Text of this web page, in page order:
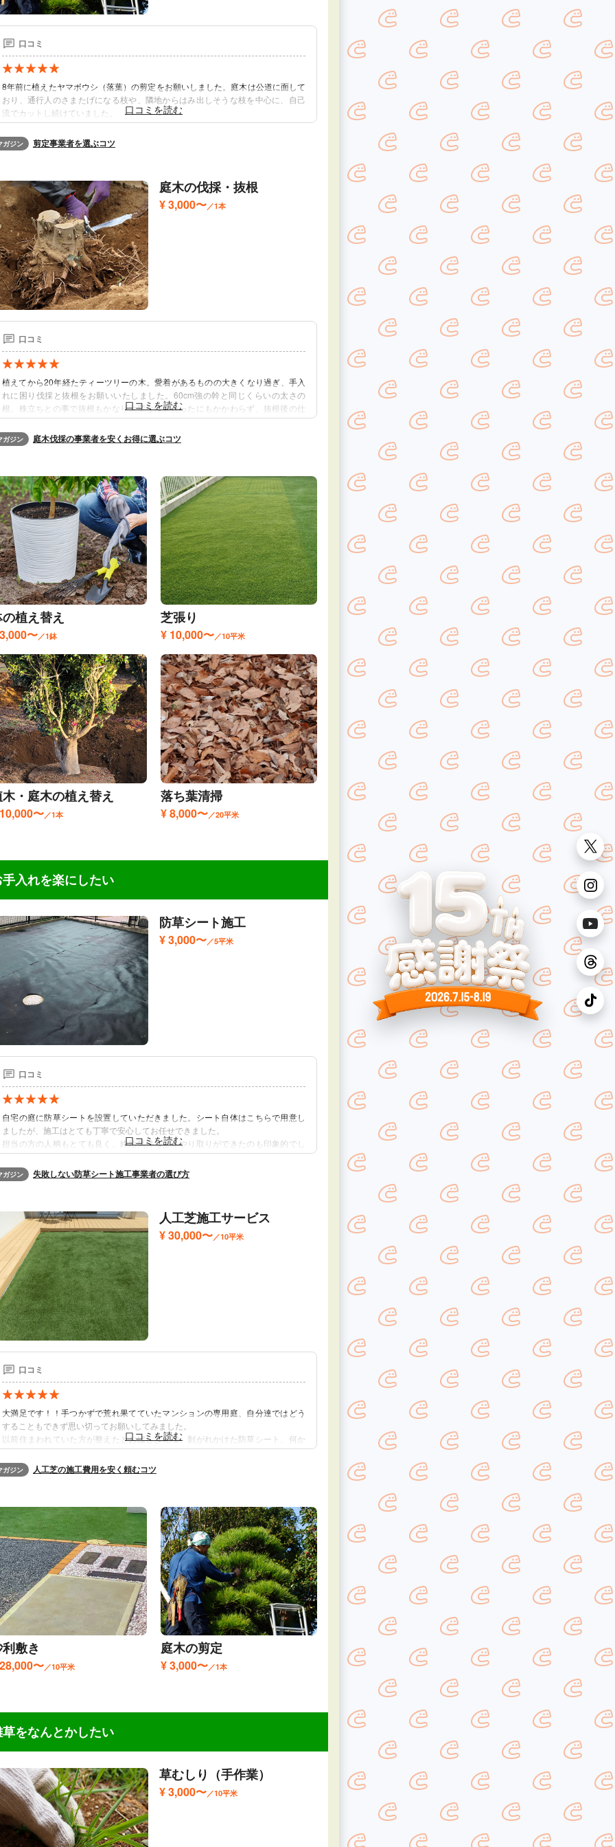
口コミ
8年前に植えたヤマボウシ（落葉）の剪定をお願いしました。庭木は公道に面して
おり、通行人のさまたげになる枝や、隣地からはみ出しそうな枝を中心に、自己
流でカットし続けていました。
しかし上には伸び続ける一方で、電線に届きそうになっていたのでプロにお願い
しようと飛翔苑さんへ。腕はもちろん、対応もとてもソフトな方でお話しやすく
安心してお願いすることができました。
かない状態だったのでこれから徐々に増えていってくれるといいと思います。
利用時期：2026年4月
出典：口コミ｜くらしのマーケット
ガジン 剪定事業者を選ぶコツ
庭木の伐採・抜根
¥ 3,000〜／1本
口コミ
植えてから20年経たティーツリーの木。愛着があるものの大きくなり過ぎ、手入
れに困り伐採と抜根をお願いいたしました。60cm強の幹と同じくらいの太さの
根。株立ちとの事で抜根もかなり大変な作業だったにもかかわらず、抜根後の仕
上がりは枕木はそのまま、整地も大変 丁寧で、花壇のレンガ等も作業前よりも綺
麗な状態になっており、とても感激いたしました。
枝ぶりが大きくなり不安だった気持ちもスッキリです。おふたりのお人柄も大変
利用時期：2026年3月
出典：口コミ｜くらしのマーケット
ガジン 庭木伐採の事業者を安くお得に選ぶコツ
植え替え
〜／1鉢
芝張り
¥ 10,000〜／10平米
・庭木の植え替え
〜／1本
落ち葉清掃
¥ 8,000〜／20平米
入れを楽にしたい
防草シート施工
¥ 3,000〜／5平米
口コミ
自宅の庭に防草シートを設置していただきました。シート自体はこちらで用意し
ましたが、施工はとても丁寧で安心してお任せできました。
担当の方の人柄もとても良く、終始気持ちよくやり取りができたのも印象的でし
た。
ガス給湯器やエアコンの室外機まわり、家同士が隣接している細いスペースな
ど、作業しづらい箇所まできれいに仕上げていただき、とても満足しています。
利用時期：2026年4月
出典： 口コミ｜くらしのマーケット
ガジン 失敗しない防草シート施工事業者の選び方
人工芝施工サービス
¥ 30,000〜／10平米
口コミ
大満足です！！手つかずで荒れ果てていたマンションの専用庭、自分達ではどう
することもできず思い切ってお願いしてみました。
以前住まわれていた方が整えたとおぼしき花壇、剝がれかけた防草シート、何か
の木の根っこ、雑草……全て撤去していただき、きれいに整地してくださいまし
た。 その上に砂利を敷いて転圧して丁寧に新しい防草シートを貼ってきれいに人
工芝を敷いていただき、30㎡のお庭がきれいに生まれ変わりました！
素人にはわからないことできないことも多かったと思います。やはりプロにお願
いして良かったです！！ありがとうございました！！
利用時期：2026年3月
出典：口コミ｜くらしのマーケット
ガジン 人工芝の施工費用を安く頼むコツ
敷き
〜／10平米
庭木の剪定
¥ 3,000〜／1本
をなんとかしたい
草むしり（手作業）
¥ 3,000〜／10平米